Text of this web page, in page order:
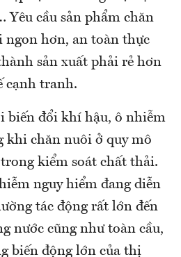
Yêu cầu sản phẩm chăn
ngon hơn, an toàn thực
sản xuất phải rẻ hơn
cạnh tranh.
biến đổi khí hậu, ô nhiễm
khi chăn nuôi ở quy mô
kiểm soát chất thải.
nguy hiểm đang diễn
tác động rất lớn đến
nước cũng như toàn cầu,
biến động lớn của thị